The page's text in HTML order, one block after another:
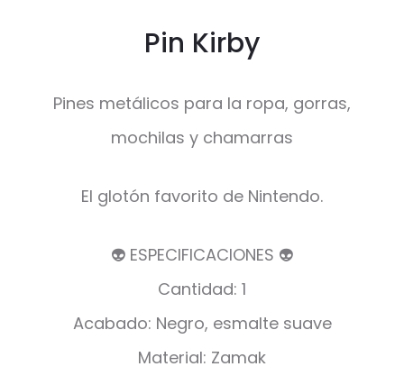
Pin Kirby
Pines metálicos para la ropa, gorras,
mochilas y chamarras
El glotón favorito de Nintendo.
👽 ESPECIFICACIONES 👽
Cantidad: 1
Acabado: Negro, esmalte suave
Material: Zamak